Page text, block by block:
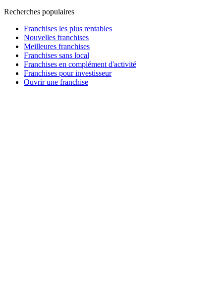
Recherches populaires
Franchises les plus rentables
Nouvelles franchises
Meilleures franchises
Franchises sans local
Franchises en complément d'activité
Franchises pour investisseur
Ouvrir une franchise